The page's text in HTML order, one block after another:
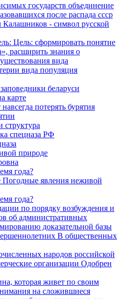
государств объединение
после распада ссср
- символ русской
Цель: сформировать понятие
расширить знания о
вида
вида популяция
беларуси
карте
потерять бурятия
спецназа РФ
природе
года?
Погодные явления неживой
года?
по порядку возбуждения и
об административных
доказательной базы
В общественных
народов российской
организации Одобрен
которая живет по своим
на сложившиеся